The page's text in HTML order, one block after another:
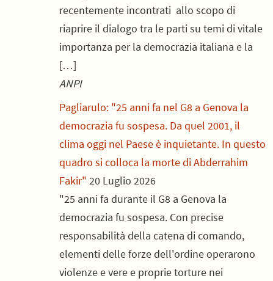
recentemente incontrati allo scopo di
riaprire il dialogo tra le parti su temi di vitale
importanza per la democrazia italiana e la
[…]
ANPI
Pagliarulo: "25 anni fa nel G8 a Genova la
democrazia fu sospesa. Da quel 2001, il
clima oggi nel Paese è inquietante. In questo
quadro si colloca la morte di Abderrahim
Fakir" 20 Luglio 2026
"25 anni fa durante il G8 a Genova la
democrazia fu sospesa. Con precise
responsabilità della catena di comando,
elementi delle forze dell'ordine operarono
violenze e vere e proprie torture nei